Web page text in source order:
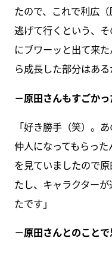
たので、これで利広
逃げて行くという、
にブワーッと出て来
ら成長した部分はある
－原田さんもすごか
「好き勝手（笑）。
仲人になってもらっ
を見ていましたので
たし、キャラクター
たです」
－原田さんとのこと